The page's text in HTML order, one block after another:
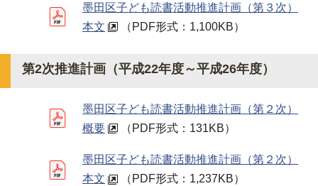
墨田区子ども読書活動推進計画（第３次）
本文
（PDF形式：1,100KB）
第2次推進計画（平成22年度～平成26年度）
墨田区子ども読書活動推進計画（第２次）
概要
（PDF形式：131KB）
墨田区子ども読書活動推進計画（第２次）
本文
（PDF形式：1,237KB）